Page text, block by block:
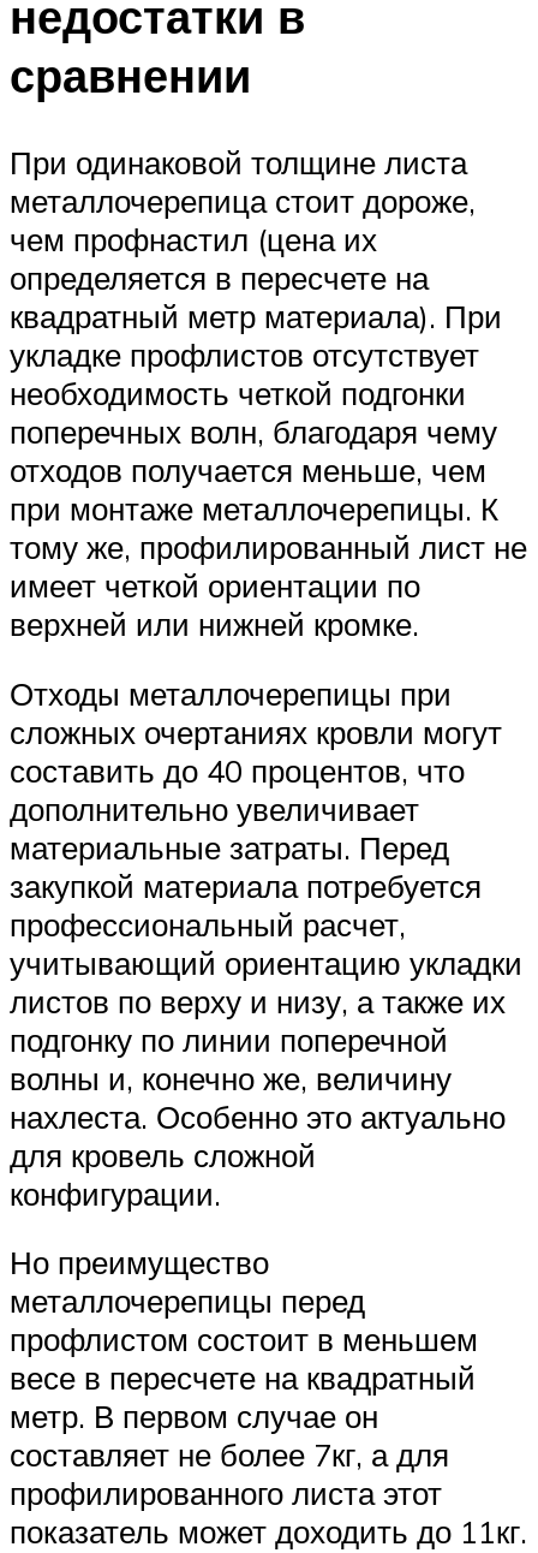
недостатки в
сравнении
При одинаковой толщине листа
металлочерепица стоит дороже,
чем профнастил (цена их
определяется в пересчете на
квадратный метр материала). При
укладке профлистов отсутствует
необходимость четкой подгонки
поперечных волн, благодаря чему
отходов получается меньше, чем
при монтаже металлочерепицы. К
тому же, профилированный лист не
имеет четкой ориентации по
верхней или нижней кромке.
Отходы металлочерепицы при
сложных очертаниях кровли могут
составить до 40 процентов, что
дополнительно увеличивает
материальные затраты. Перед
закупкой материала потребуется
профессиональный расчет,
учитывающий ориентацию укладки
листов по верху и низу, а также их
подгонку по линии поперечной
волны и, конечно же, величину
нахлеста. Особенно это актуально
для кровель сложной
конфигурации.
Но преимущество
металлочерепицы перед
профлистом состоит в меньшем
весе в пересчете на квадратный
метр. В первом случае он
составляет не более 7кг, а для
профилированного листа этот
показатель может доходить до 11кг.